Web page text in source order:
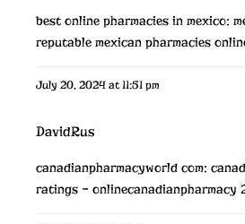
best online pharmacies in mexico:
reputable mexican pharmacies
July 20, 2024 at 11:51 pm
DavidRus
canadianpharmacyworld com:
ratings – onlinecanadianpharmacy